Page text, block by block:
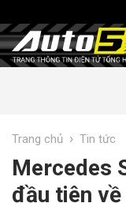
Trang chủ › Tin tức
Mercedes
đầu tiên